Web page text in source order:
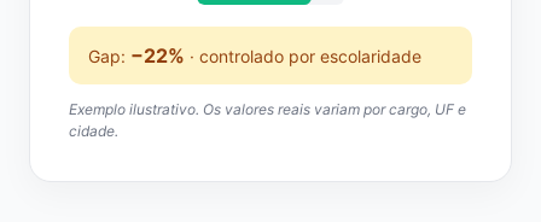
Gap: −22% · controlado por escolaridade
Exemplo ilustrativo. Os valores reais variam por cargo, UF e
cidade.